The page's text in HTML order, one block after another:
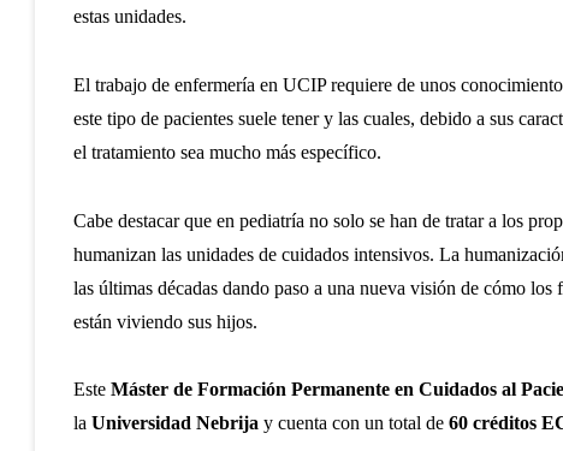
estas unidades.
El trabajo de enfermería en UCIP requiere de unos
este tipo de pacientes suele tener y las cuales, debido a sus
el tratamiento sea mucho más específico.
Cabe destacar que en pediatría no solo se han de tratar a los
humanizan las unidades de cuidados intensivos. La
las últimas décadas dando paso a una nueva visión de cómo
están viviendo sus hijos.
Este Máster de Formación Permanente en Cuidados al
la Universidad Nebrija y cuenta con un total de 60 créditos